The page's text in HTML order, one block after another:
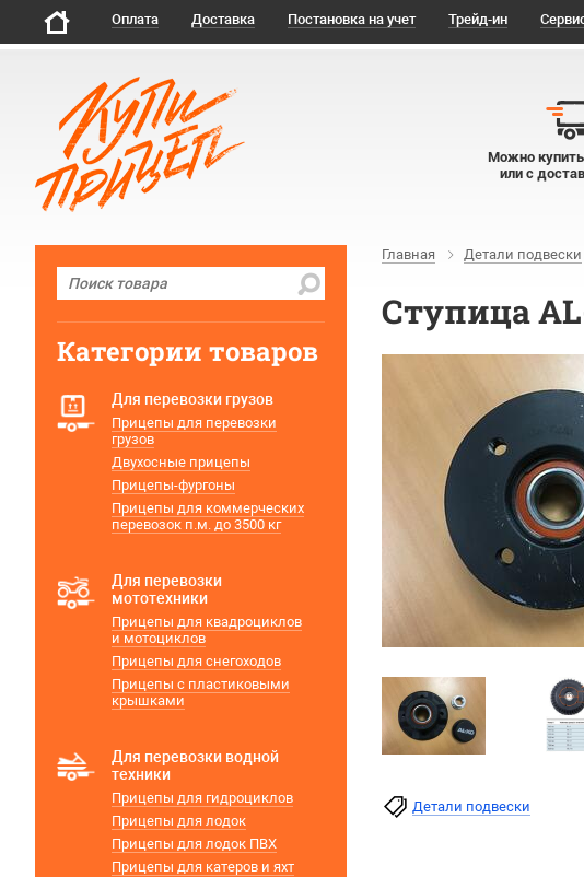
Оплата Доставка Постановка на учет Трейд-ин
Можно
или с
Главная Детали подвески
Ступица
Детали подвески
Категории товаров
Для перевозки грузов
Прицепы для перевозки
грузов
Двухосные прицепы
Прицепы-фургоны
Прицепы для коммерческих
перевозок п.м. до 3500 кг
Для перевозки
мототехники
Прицепы для квадроциклов
и мотоциклов
Прицепы для снегоходов
Прицепы с пластиковыми
крышками
Для перевозки водной
техники
Прицепы для гидроциклов
Прицепы для лодок
Прицепы для лодок ПВХ
Прицепы для катеров и яхт